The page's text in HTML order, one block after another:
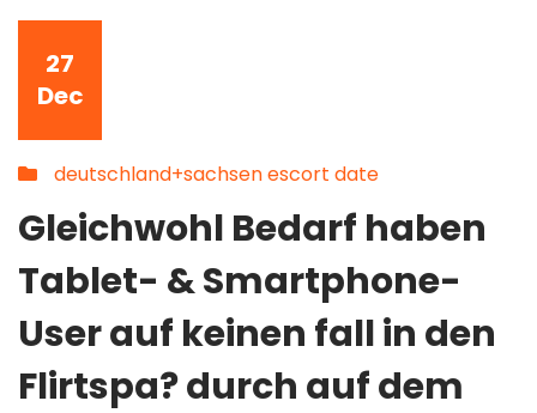
27
Dec
deutschland+sachsen escort date
Gleichwohl Bedarf haben
Tablet- & Smartphone-
User auf keinen fall in den
Flirtspa? durch auf dem